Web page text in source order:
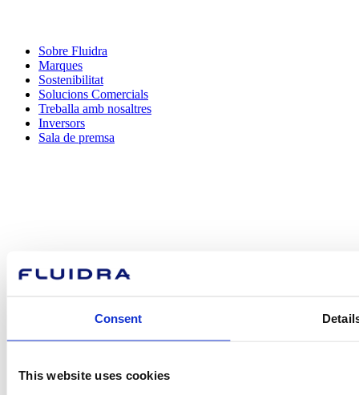
Consent
This website uses cookies
Sobre Fluidra
Marques
Sostenibilitat
Solucions Comercials
Treballa amb nosaltres
Inversors
Sala de premsa
ajudar-te?